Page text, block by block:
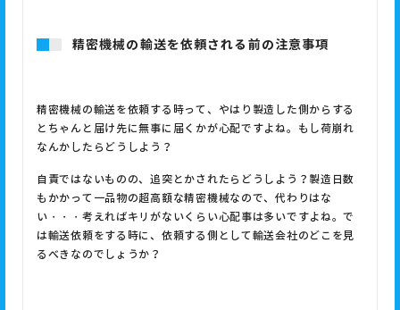
精密機械の輸送を依頼される前の注意事項
精密機械の輸送を依頼する時って、やはり製造した側からする
と ちゃんと届け先に無事に届くかが心配ですよね。もし荷崩れ
なんかしたらどうしよう？
自責ではないものの、追突とかされたらどうしよう？製造日数
もかかって一品物の超高額な精密機械なので、代わりはな
い・・・考えればキリがないくらい心配事は多いですよね。で
は輸送依頼をする時に、依頼する側として輸送会社のどこを見
るべきなのでしょうか？